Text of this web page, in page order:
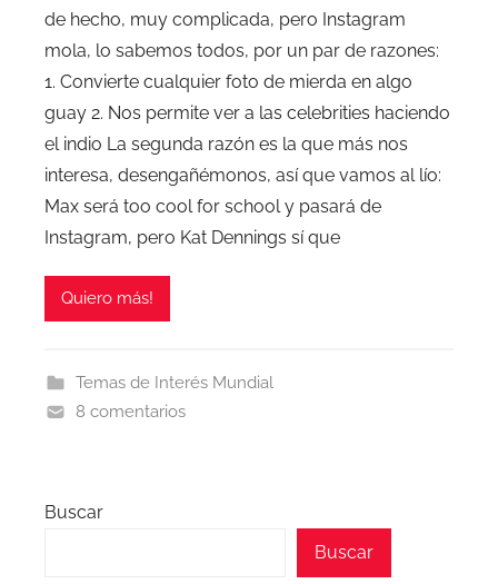
de hecho, muy complicada, pero Instagram
mola, lo sabemos todos, por un par de razones:
1. Convierte cualquier foto de mierda en algo
guay 2. Nos permite ver a las celebrities haciendo
el indio La segunda razón es la que más nos
interesa, desengañémonos, así que vamos al lío:
Max será too cool for school y pasará de
Instagram, pero Kat Dennings sí que
Quiero más!
Temas de Interés Mundial
8 comentarios
Buscar
Buscar